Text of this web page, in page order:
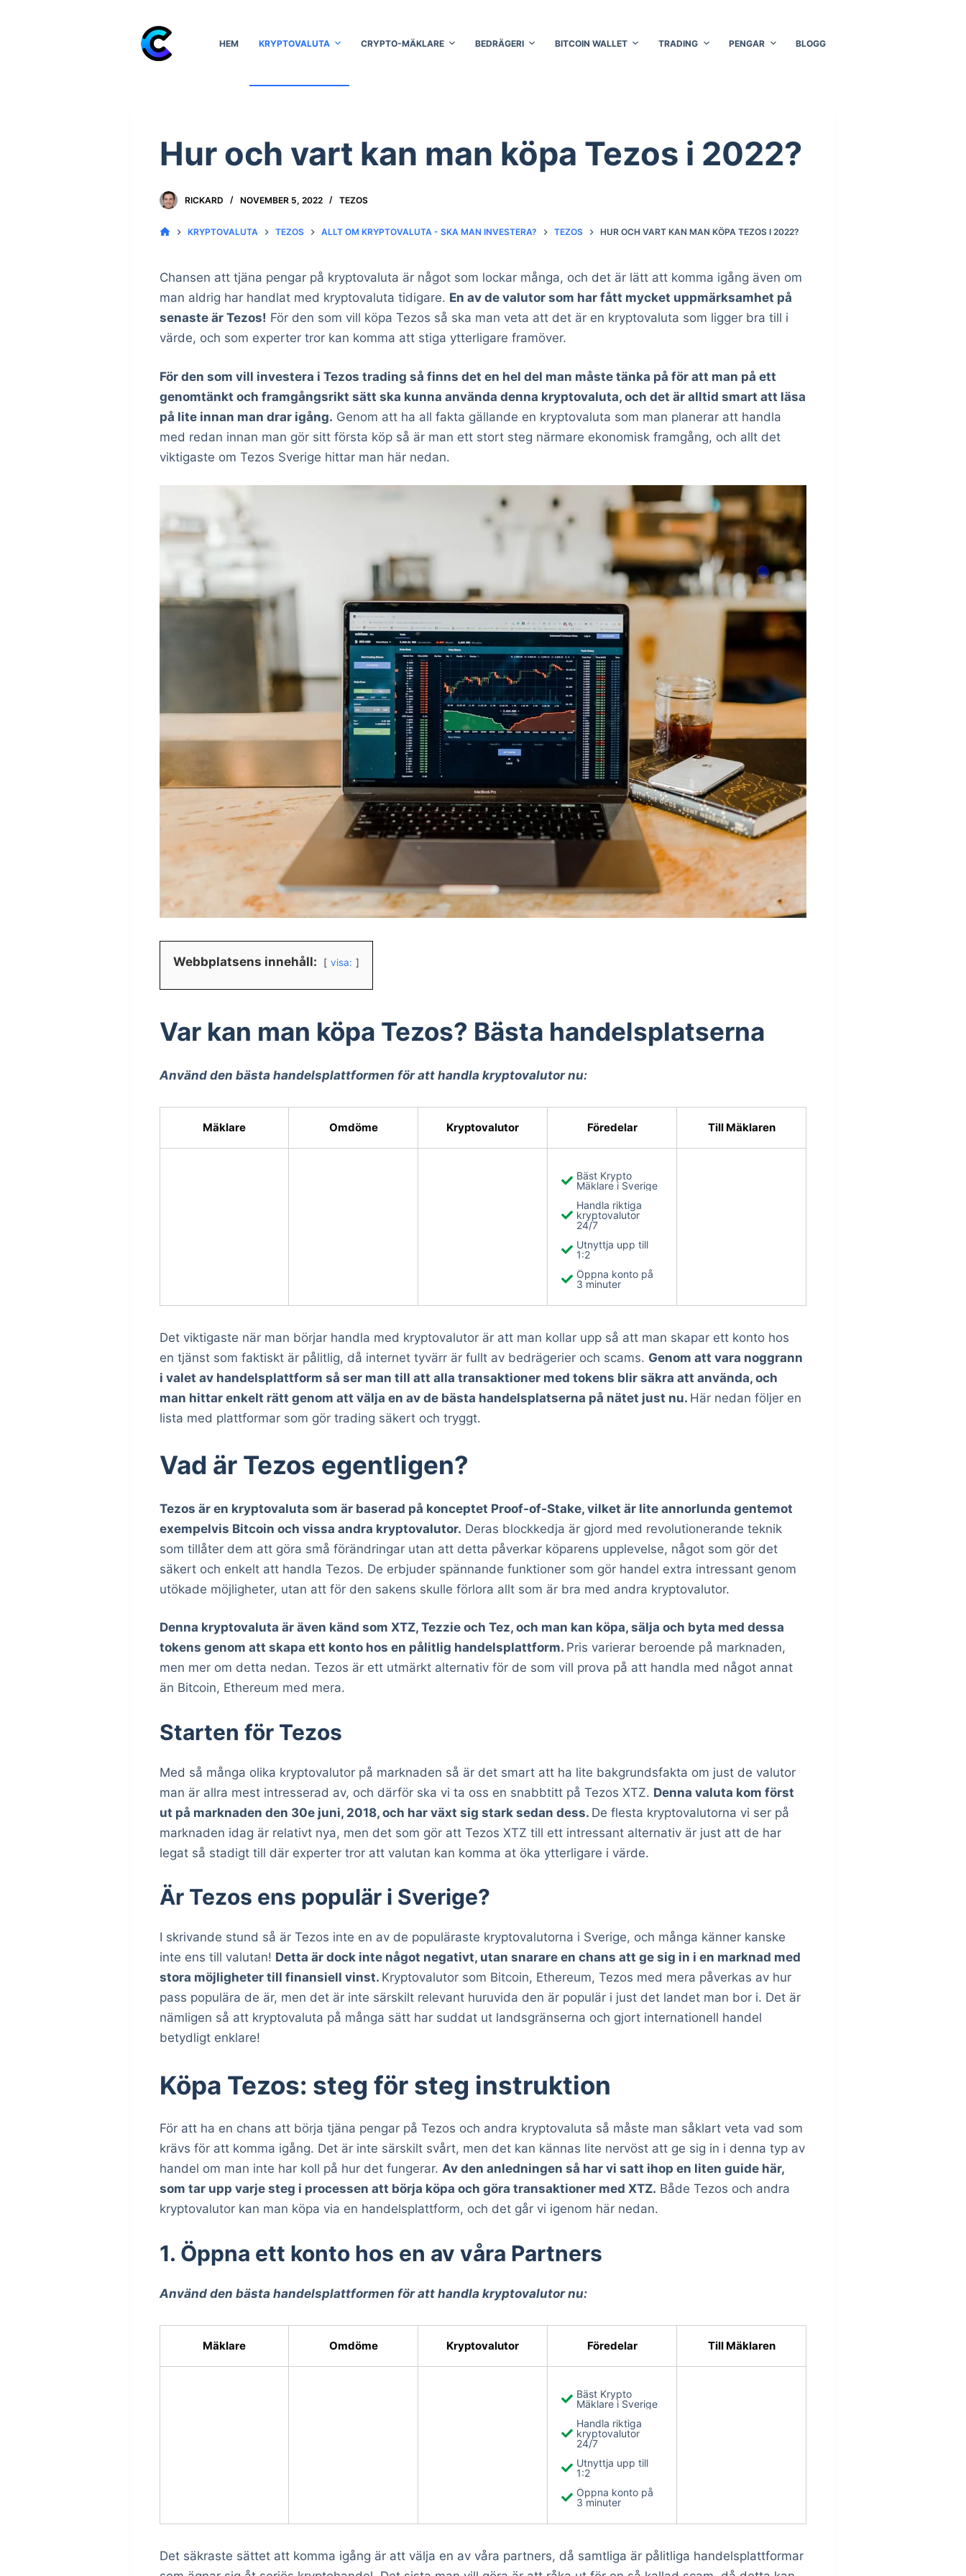
HEM KRYPTOVALUTA CRYPTO-MÄKLARE BEDRÄGERI BITCOIN WALLET TRADING PENGAR BLOGG
Hur och vart kan man köpa Tezos i 2022?
RICKARD NOVEMBER 5, 2022 TEZOS
KRYPTOVALUTA TEZOS ALLT OM KRYPTOVALUTA - SKA MAN INVESTERA? TEZOS HUR OCH VART KAN MAN KÖPA TEZOS I 2022?
Chansen att tjäna pengar på kryptovaluta är något som lockar många, och det är lätt att komma igång även om
man aldrig har handlat med kryptovaluta tidigare. En av de valutor som har fått mycket uppmärksamhet på
senaste är Tezos! För den som vill köpa Tezos så ska man veta att det är en kryptovaluta som ligger bra till i
värde, och som experter tror kan komma att stiga ytterligare framöver.
För den som vill investera i Tezos trading så finns det en hel del man måste tänka på för att man på ett
genomtänkt och framgångsrikt sätt ska kunna använda denna kryptovaluta, och det är alltid smart att läsa
på lite innan man drar igång. Genom att ha all fakta gällande en kryptovaluta som man planerar att handla
med redan innan man gör sitt första köp så är man ett stort steg närmare ekonomisk framgång, och allt det
viktigaste om Tezos Sverige hittar man här nedan.
Webbplatsens innehåll: visa:
Var kan man köpa Tezos? Bästa handelsplatserna
Använd den bästa handelsplattformen för att handla kryptovalutor nu:
Mäklare Omdöme Kryptovalutor Föredelar Till Mäklaren
Bäst Krypto
Mäklare i Sverige
Handla riktiga
kryptovalutor
24/7
Utnyttja upp till
1:2
Öppna konto på
3 minuter
Det viktigaste när man börjar handla med kryptovalutor är att man kollar upp så att man skapar ett konto hos
en tjänst som faktiskt är pålitlig, då internet tyvärr är fullt av bedrägerier och scams. Genom att vara noggrann
i valet av handelsplattform så ser man till att alla transaktioner med tokens blir säkra att använda, och
man hittar enkelt rätt genom att välja en av de bästa handelsplatserna på nätet just nu. Här nedan följer en
lista med plattformar som gör trading säkert och tryggt.
Vad är Tezos egentligen?
Tezos är en kryptovaluta som är baserad på konceptet Proof-of-Stake, vilket är lite annorlunda gentemot
exempelvis Bitcoin och vissa andra kryptovalutor. Deras blockkedja är gjord med revolutionerande teknik
som tillåter dem att göra små förändringar utan att detta påverkar köparens upplevelse, något som gör det
säkert och enkelt att handla Tezos. De erbjuder spännande funktioner som gör handel extra intressant genom
utökade möjligheter, utan att för den sakens skulle förlora allt som är bra med andra kryptovalutor.
Denna kryptovaluta är även känd som XTZ, Tezzie och Tez, och man kan köpa, sälja och byta med dessa
tokens genom att skapa ett konto hos en pålitlig handelsplattform. Pris varierar beroende på marknaden,
men mer om detta nedan. Tezos är ett utmärkt alternativ för de som vill prova på att handla med något annat
än Bitcoin, Ethereum med mera.
Starten för Tezos
Med så många olika kryptovalutor på marknaden så är det smart att ha lite bakgrundsfakta om just de valutor
man är allra mest intresserad av, och därför ska vi ta oss en snabbtitt på Tezos XTZ. Denna valuta kom först
ut på marknaden den 30e juni, 2018, och har växt sig stark sedan dess. De flesta kryptovalutorna vi ser på
marknaden idag är relativt nya, men det som gör att Tezos XTZ till ett intressant alternativ är just att de har
legat så stadigt till där experter tror att valutan kan komma at öka ytterligare i värde.
Är Tezos ens populär i Sverige?
I skrivande stund så är Tezos inte en av de populäraste kryptovalutorna i Sverige, och många känner kanske
inte ens till valutan! Detta är dock inte något negativt, utan snarare en chans att ge sig in i en marknad med
stora möjligheter till finansiell vinst. Kryptovalutor som Bitcoin, Ethereum, Tezos med mera påverkas av hur
pass populära de är, men det är inte särskilt relevant huruvida den är populär i just det landet man bor i. Det är
nämligen så att kryptovaluta på många sätt har suddat ut landsgränserna och gjort internationell handel
betydligt enklare!
Köpa Tezos: steg för steg instruktion
För att ha en chans att börja tjäna pengar på Tezos och andra kryptovaluta så måste man såklart veta vad som
krävs för att komma igång. Det är inte särskilt svårt, men det kan kännas lite nervöst att ge sig in i denna typ av
handel om man inte har koll på hur det fungerar. Av den anledningen så har vi satt ihop en liten guide här,
som tar upp varje steg i processen att börja köpa och göra transaktioner med XTZ. Både Tezos och andra
kryptovalutor kan man köpa via en handelsplattform, och det går vi igenom här nedan.
1. Öppna ett konto hos en av våra Partners
Använd den bästa handelsplattformen för att handla kryptovalutor nu:
Mäklare Omdöme Kryptovalutor Föredelar Till Mäklaren
Bäst Krypto
Mäklare i Sverige
Handla riktiga
kryptovalutor
24/7
Utnyttja upp till
1:2
Öppna konto på
3 minuter
Det säkraste sättet att komma igång är att välja en av våra partners, då samtliga är pålitliga handelsplattformar